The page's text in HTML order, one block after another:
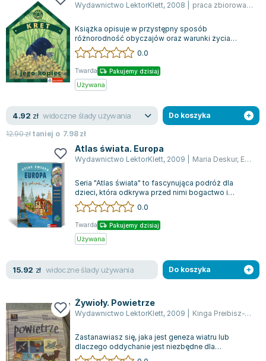
Jo Nesbo
Katarzyna Miller
Antoine de Saint Exupery
Lew Tołstoj
Mark Twain
Marcin Meller
ks. Piotr Pawlukiewicz
Jarosław Sokołowski
Piotr Latocha
Michael Scott
Piotr Semka
Jarosław Iwaszkiewicz
Joseph Murphy
Jan Sztaudynger
Aleksander Puszkin
Małgorzata Ohme
Leszek Czarnecki
Joanna Racewicz
Maria Seweryn
Janina Zającówna
Wydawnictwo LektorKlett, 2008 praca zbiorowa
,
Książka opisuje w przystępny sposób
różnorodność obyczajów oraz warunki życia
zwierząt zamieszkujących Polskę.
0.0
Twarda Pakujemy dzisiaj
Używana
4.92 zł widoczne ślady używania
12.90złtaniej o 7.98zł
Do koszyka
Atlas świata. Europa
Wydawnictwo LektorKlett, 2009 Maria Deskur, Ewa Beniak-Haremska
Seria "Atlas świata" to fascynująca podróż dla
dzieci, która odkrywa przed nimi bogactwo i
różnorodność naszego globu. Każdy tom o...
0.0
Twarda Pakujemy dzisiaj
Używana
15.92 zł widoczne ślady używania Do koszyka
Żywioły. Powietrze
Wydawnictwo LektorKlett, 2009 Kinga Preibisz-Wa
Zastanawiasz się, jaka jest geneza wiatru lub
dlaczego oddychanie jest niezbędne dla
człowieka? Odpowiedzi na te pytania znajdzies...